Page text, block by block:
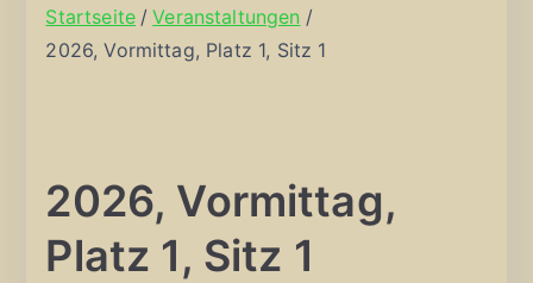
Startseite
Veranstaltungen
2026, Vormittag, Platz 1, Sitz 1
2026, Vormittag,
Platz 1, Sitz 1